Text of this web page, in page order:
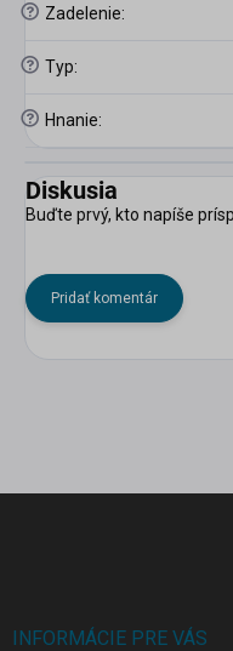
? Zadelenie:
? Typ:
? Hnanie:
Diskusia
Buďte prvý, kto napíše
Pridať komentár
INFORMÁCIE PRE VÁS